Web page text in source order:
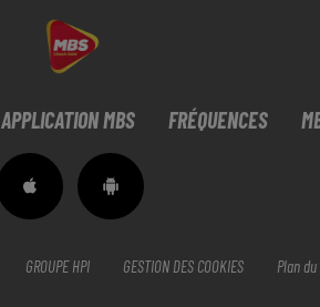
APPLICATION MBS FRÉQUENCES
GROUPE HPI GESTION DES COOKIES Plan